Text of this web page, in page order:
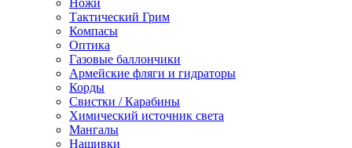
Ножи
Тактический Грим
Компасы
Оптика
Газовые баллончики
Армейские фляги и гидраторы
Корды
Свистки / Карабины
Химический источник света
Мангалы
Нашивки